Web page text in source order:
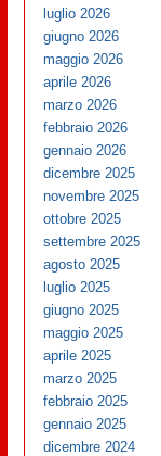
luglio 2026
giugno 2026
maggio 2026
aprile 2026
marzo 2026
febbraio 2026
gennaio 2026
dicembre 2025
novembre 2025
ottobre 2025
settembre 2025
agosto 2025
luglio 2025
giugno 2025
maggio 2025
aprile 2025
marzo 2025
febbraio 2025
gennaio 2025
dicembre 2024